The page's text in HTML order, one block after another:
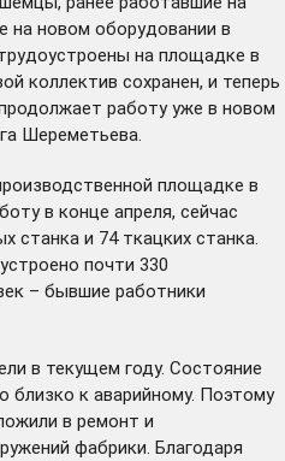
на новом оборудовании в
на площадке в
коллектив сохранен, и теперь
работу уже в новом
Шереметьева.
площадке в
в конце апреля, сейчас
станка и 74 ткацких станка.
почти 330
– бывшие работники
в текущем году. Состояние
к аварийному. Поэтому
в ремонт и
фабрики. Благодаря